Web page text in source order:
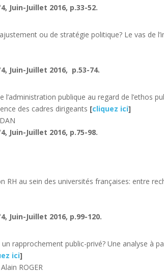
Juin-Juillet 2016, p.33-52.
ou de stratégie politique? Le vas de
Juin-Juillet 2016, p.53-74.
publique au regard de l’ethos
des cadres dirigeants [cliquez ici]
Juin-Juillet 2016, p.75-98.
RH au sein des universités françaises: entre
Juin-Juillet 2016, p.99-120.
rapprochement public-privé? Une analyse à
ici]
ROGER